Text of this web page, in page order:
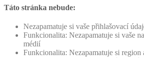
Táto stránka nebude:
Nezapamatuje si vaše přihlašovací
Funkcionalita: Nezapamatuje si vaše
médií
Funkcionalita: Nezapamatuje si region